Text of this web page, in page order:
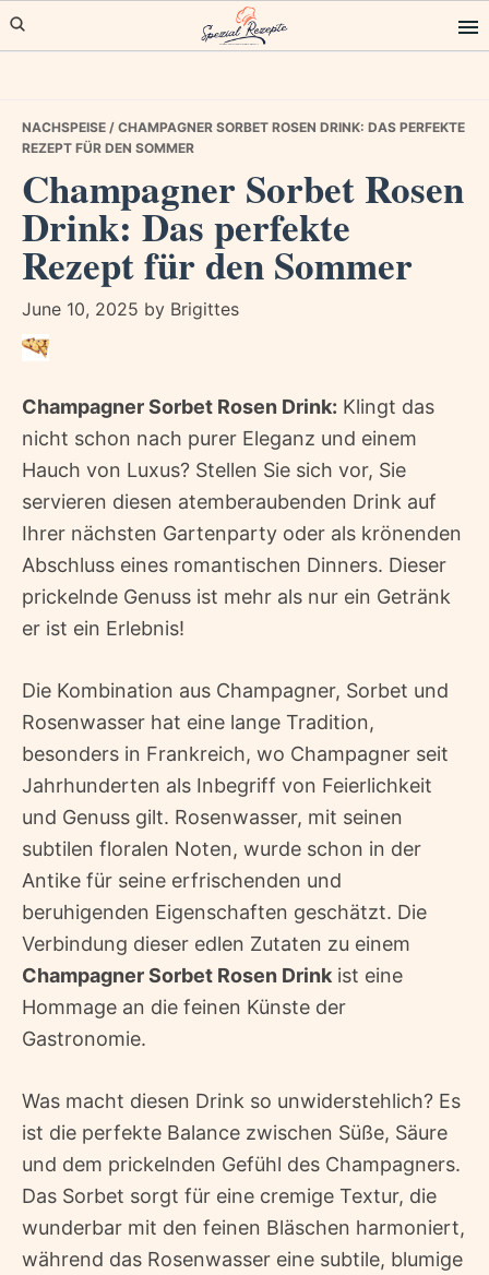
Skip
to
Skip
to
Skip
to
NACHSPEISE / CHAMPAGNER SORBET ROSEN DRINK: DAS PERFEKTE
REZEPT FÜR DEN SOMMER
Champagner Sorbet Rosen
Drink: Das perfekte
Rezept für den Sommer
June 10, 2025 by Brigittes
Champagner Sorbet Rosen Drink: Klingt das
nicht schon nach purer Eleganz und einem
Hauch von Luxus? Stellen Sie sich vor, Sie
servieren diesen atemberaubenden Drink auf
Ihrer nächsten Gartenparty oder als krönenden
Abschluss eines romantischen Dinners. Dieser
prickelnde Genuss ist mehr als nur ein Getränk 
er ist ein Erlebnis!
Die Kombination aus Champagner, Sorbet und
Rosenwasser hat eine lange Tradition,
besonders in Frankreich, wo Champagner seit
Jahrhunderten als Inbegriff von Feierlichkeit
und Genuss gilt. Rosenwasser, mit seinen
subtilen floralen Noten, wurde schon in der
Antike für seine erfrischenden und
beruhigenden Eigenschaften geschätzt. Die
Verbindung dieser edlen Zutaten zu einem
Champagner Sorbet Rosen Drink ist eine
Hommage an die feinen Künste der
Gastronomie.
Was macht diesen Drink so unwiderstehlich? Es
ist die perfekte Balance zwischen Süße, Säure
und dem prickelnden Gefühl des Champagners.
Das Sorbet sorgt für eine cremige Textur, die
wunderbar mit den feinen Bläschen harmoniert,
während das Rosenwasser eine subtile, blumige